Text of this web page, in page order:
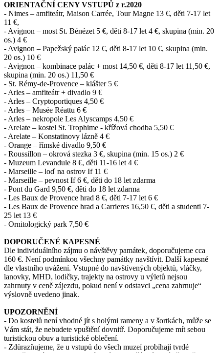
ORIENTAČNÍ CENY VSTUPŮ z r.2020
- Nimes – amfiteátr, Maison Carrée, Tour Magne 13 €, děti 7-17 let
11 €,
- Avignon – most St. Bénézet 5 €, děti 8-17 let 4 €, skupina (min. 20
os.) 4 €
- Avignon – Papežský palác 12 €, děti 8-17 let 10 €, skupina (min.
20 os.) 10 €
- Avignon – kombinace palác + most 14,50 €, děti 8-17 let 11,50 €,
skupina (min. 20 os.) 11,50 €
- St. Rémy-de-Provence – klášter 5 €
- Arles – amfiteátr + divadlo 9 €
- Arles – Cryptoportiques 4,50 €
- Arles – Musée Réattu 6 €
- Arles – nekropole Les Alyscamps 4,50 €
- Arelate – kostel St. Trophime - křížová chodba 5,50 €
- Arelate – Konstatinovy lázně 4 €
- Orange – římské divadlo 9,50 €
- Roussillon – okrová stezka 3 €, skupina (min. 15 os.) 2 €
- Muzeum Levandule 8 €, děti 11-16 let 4 €
- Marseille – loď na ostrov If 11 €
- Marseille – pevnost If 6 €, děti do 18 let zdarma
- Pont du Gard 9,50 €, děti do 18 let zdarma
- Les Baux de Provence hrad 8 €, děti 7-17 let 6 €
- Les Baux de Provence hrad a Carrieres 16,50 €, děti a studenti 7-
25 let 13 €
- Ornitologický park 7,50 €
DOPORUČENÉ KAPESNÉ
Dle individuálního zájmu o návštěvy památek, doporučujeme cca
160 €. Není podmínkou všechny památky navštívit. Další kapesné
dle vlastního uvážení. Vstupné do navštívených objektů, vláčky,
lanovky, MHD, lodičky, trajekty na ostrovy u výletů nejsou
zahrnuty v ceně zájezdu, pokud není v odstavci „cena zahrnuje“
výslovně uvedeno jinak.
UPOZORNĚNÍ
- Do kostelů není vhodné jít s holými rameny a v šortkách, může se
Vám stát, že nebudete vpuštění dovnitř. Doporučujeme mít sebou
turistickou obuv a turistické oblečení.
- Zdůrazňujeme, že u vstupů do všech muzeí probíhají tvrdé